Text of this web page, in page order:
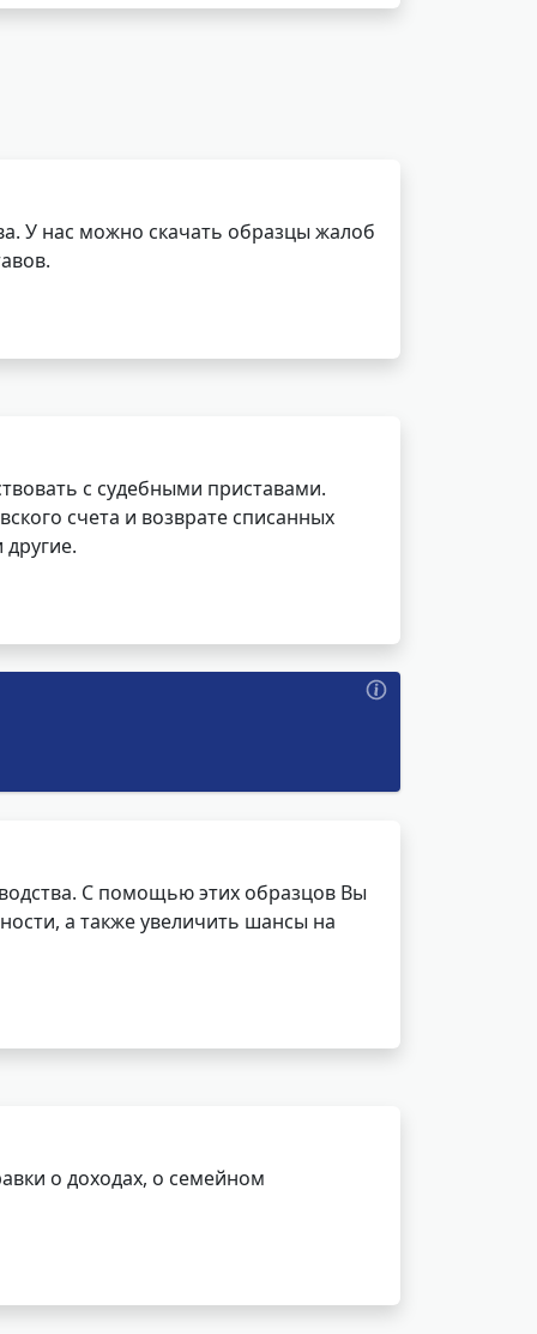
У нас можно скачать образцы жалоб
с судебными приставами.
счета и возврате списанных
С помощью этих образцов Вы
а также увеличить шансы на
о доходах, о семейном